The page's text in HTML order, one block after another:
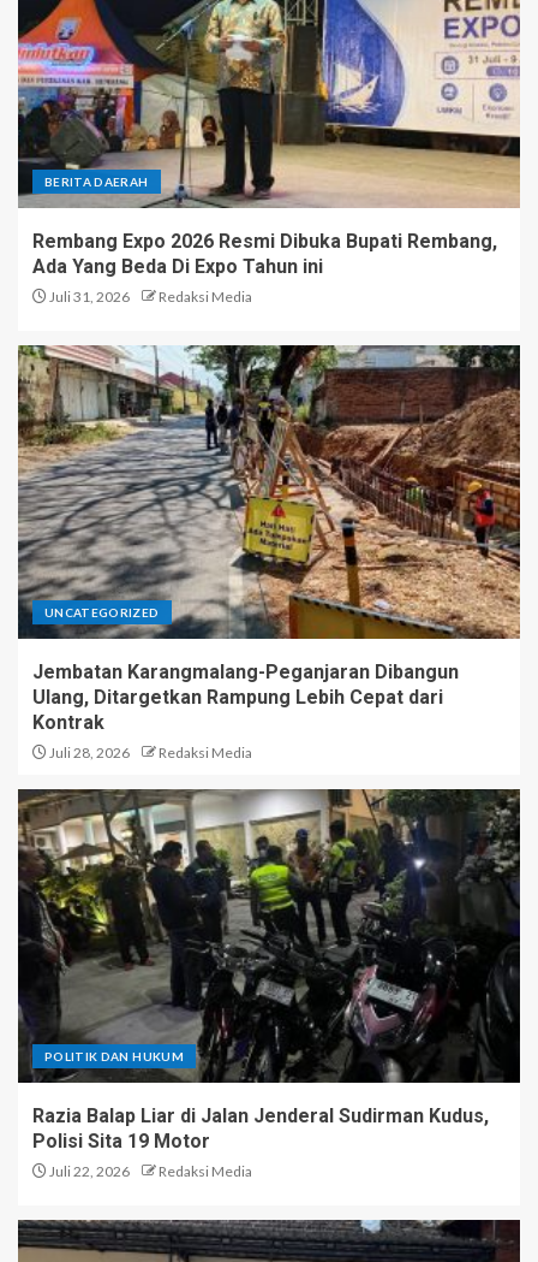
BERITA DAERAH
Rembang Expo 2026 Resmi Dibuka Bupati Rembang,
Ada Yang Beda Di Expo Tahun ini
Juli 31, 2026 Redaksi Media
UNCATEGORIZED
Jembatan Karangmalang-Peganjaran Dibangun
Ulang, Ditargetkan Rampung Lebih Cepat dari
Kontrak
Juli 28, 2026 Redaksi Media
POLITIK DAN HUKUM
Razia Balap Liar di Jalan Jenderal Sudirman Kudus,
Polisi Sita 19 Motor
Juli 22, 2026 Redaksi Media